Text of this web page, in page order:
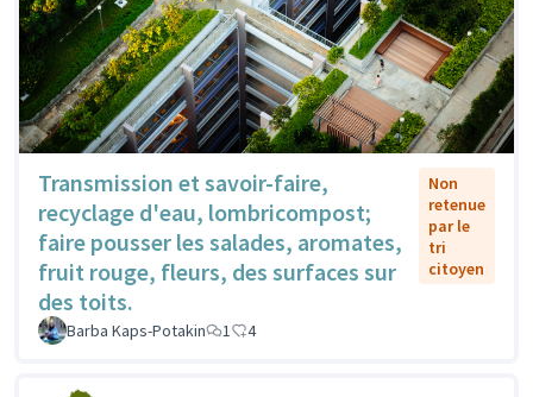
Transmission et savoir-faire,
recyclage d'eau, lombricompost;
faire pousser les salades, aromates,
fruit rouge, fleurs, des surfaces sur
des toits.
Non
retenue
par le
tri
citoyen
Barba Kaps-Potakin 1 4